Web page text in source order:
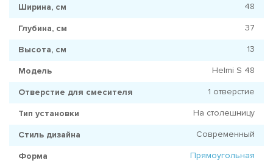
Ширина, см 48
Глубина, см 37
Высота, см 13
Модель Helmi S 48
Отверстие для смесителя 1 отверстие
Тип установки На столешницу
Стиль дизайна Современный
Форма Прямоугольная